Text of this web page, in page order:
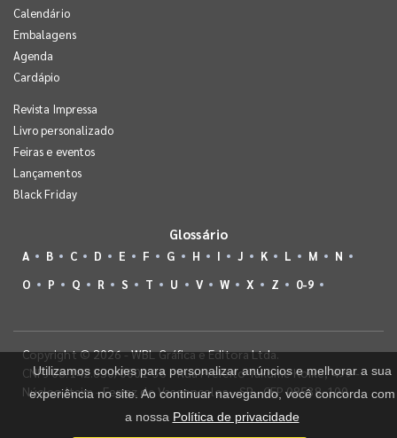
Calendário
Embalagens
Agenda
Cardápio
Revista Impressa
Livro personalizado
Feiras e eventos
Lançamentos
Black Friday
Glossário
A B C D E F G H I J K L M
N
O
P Q R S T U V W X Z 0-9
Copyright © 2026 - WBL Gráfica e Editora Ltda.
CNPJ 08.142.850/0001-36 - Rua Prefeito Takume Koike, 499 -
Núcleo Itaim - Ferraz de Vasconcelos - SP - CEP 08538-100
Utilizamos cookies para personalizar anúncios e melhorar a sua
experiência no site. Ao continuar navegando, você concorda com
a nossa Política de privacidade